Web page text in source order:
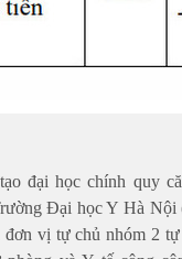
đại học chính quy
Đại học Y Hà
vị tự chủ nhóm 2